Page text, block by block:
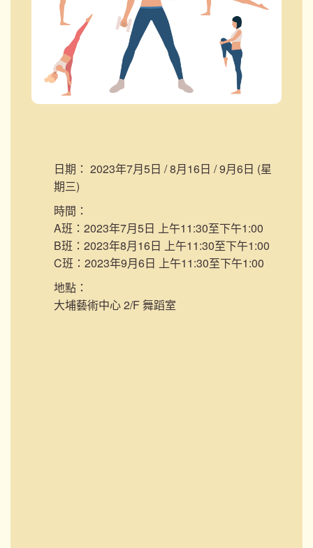
日期： 2023年7月5日 / 8月16日 / 9月6日 (星
期三)
時間：
A班：2023年7月5日 上午11:30至下午1:00
B班：2023年8月16日 上午11:30至下午1:00
C班：2023年9月6日 上午11:30至下午1:00
地點：
大埔藝術中心 2/F 舞蹈室